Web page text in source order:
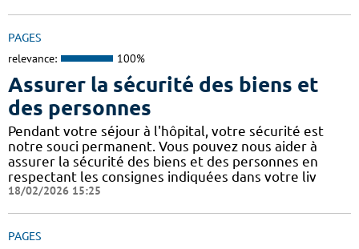
PAGES
relevance: 100%
Assurer la sécurité des biens et
des personnes
Pendant votre séjour à l'hôpital, votre sécurité est
notre souci permanent. Vous pouvez nous aider à
assurer la sécurité des biens et des personnes en
respectant les consignes indiquées dans votre liv
18/02/2026 15:25
PAGES